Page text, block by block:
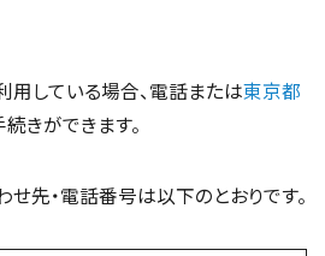
している場合、電話または東京都
きができます。
先・電話番号は以下のとおりです。